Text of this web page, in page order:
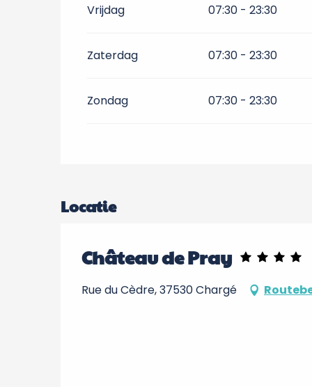
Vrijdag 07:30 - 23:30
Zaterdag 07:30 - 23:30
Zondag 07:30 - 23:30
Locatie
Château de Pray
Rue du Cèdre, 37530 Chargé